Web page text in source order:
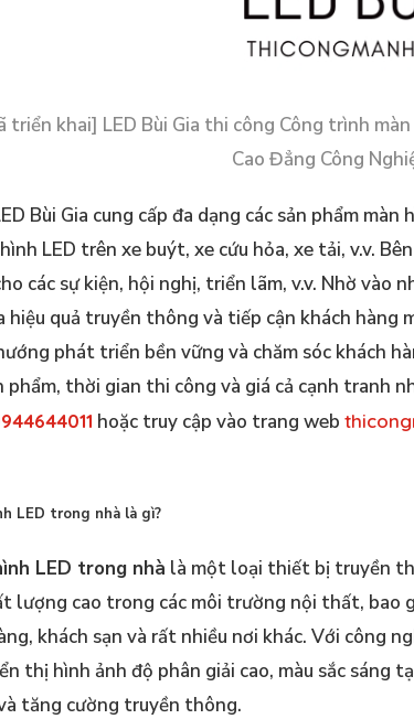
triển khai] LED Bùi Gia thi công Công trình
Cao Đẳng Công
Bùi Gia cung cấp đa dạng các sản phẩm màn
LED trên xe buýt, xe cứu hỏa, xe tải, v.v.
các sự kiện, hội nghị, triển lãm, v.v. Nhờ vào
hiệu quả truyền thông và tiếp cận khách hàng
phát triển bền vững và chăm sóc khách
phẩm, thời gian thi công và giá cả cạnh tranh
hoặc truy cập vào trang web
LED trong nhà là gì?
LED trong nhà là một loại thiết bị truyền
lượng cao trong các môi trường nội thất, bao
khách sạn và rất nhiều nơi khác. Với công
thị hình ảnh độ phân giải cao, màu sắc sáng
tăng cường truyền thông.